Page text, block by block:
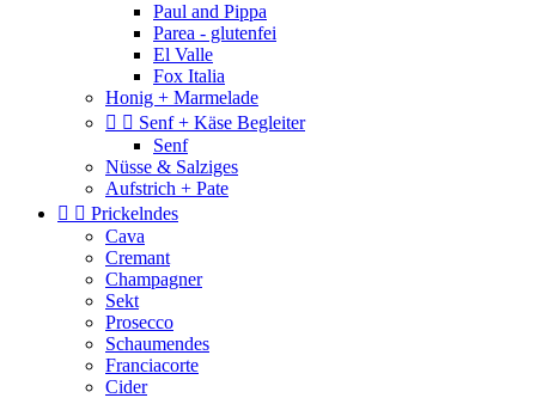
Paul and Pippa
Parea - glutenfei
El Valle
Fox Italia
Honig + Marmelade
  Senf + Käse Begleiter
Senf
Nüsse & Salziges
Aufstrich + Pate
  Prickelndes
Cava
Cremant
Champagner
Sekt
Prosecco
Schaumendes
Franciacorte
Cider